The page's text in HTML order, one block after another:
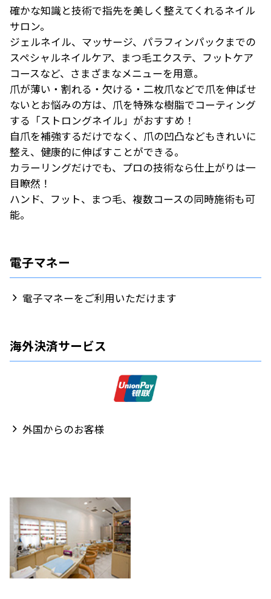
確かな知識と技術で指先を美しく整えてくれるネイル
サロン。
ジェルネイル、マッサージ、パラフィンパックまでの
スペシャルネイルケア、まつ毛エクステ、フットケア
コースなど、さまざまなメニューを用意。
爪が薄い・割れる・欠ける・二枚爪などで爪を伸ばせ
ないとお悩みの方は、爪を特殊な樹脂でコーティング
する「ストロングネイル」がおすすめ！
自爪を補強するだけでなく、爪の凹凸などもきれいに
整え、健康的に伸ばすことができる。
カラーリングだけでも、プロの技術なら仕上がりは一
目瞭然！
ハンド、フット、まつ毛、複数コースの同時施術も可
能。
電子マネー
電子マネーをご利用いただけます
海外決済サービス
外国からのお客様